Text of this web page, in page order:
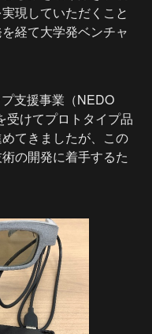
現していただくこと
経て大学発ベンチャ
支援事業（NEDO
受けてプロトタイプ品
てきましたが、この
の開発に着手するた